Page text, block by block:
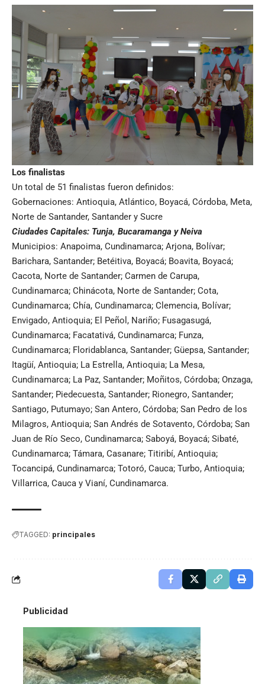
Los finalistas
Un total de 51 finalistas fueron definidos:
Gobernaciones: Antioquia, Atlántico, Boyacá, Córdoba, Meta,
Norte de Santander, Santander y Sucre
Ciudades Capitales: Tunja, Bucaramanga y Neiva
Municipios: Anapoima, Cundinamarca; Arjona, Bolívar;
Barichara, Santander; Betéitiva, Boyacá; Boavita, Boyacá;
Cacota, Norte de Santander; Carmen de Carupa,
Cundinamarca; Chinácota, Norte de Santander; Cota,
Cundinamarca; Chía, Cundinamarca; Clemencia, Bolívar;
Envigado, Antioquia; El Peñol, Nariño; Fusagasugá,
Cundinamarca; Facatativá, Cundinamarca; Funza,
Cundinamarca; Floridablanca, Santander; Güepsa, Santander;
Itagüí, Antioquia; La Estrella, Antioquia; La Mesa,
Cundinamarca; La Paz, Santander; Moñitos, Córdoba; Onzaga,
Santander; Piedecuesta, Santander; Rionegro, Santander;
Santiago, Putumayo; San Antero, Córdoba; San Pedro de los
Milagros, Antioquia; San Andrés de Sotavento, Córdoba; San
Juan de Río Seco, Cundinamarca; Saboyá, Boyacá; Sibaté,
Cundinamarca; Támara, Casanare; Titiribí, Antioquia;
Tocancipá, Cundinamarca; Totoró, Cauca; Turbo, Antioquia;
Villarrica, Cauca y Vianí, Cundinamarca.
TAGGED: principales
Publicidad